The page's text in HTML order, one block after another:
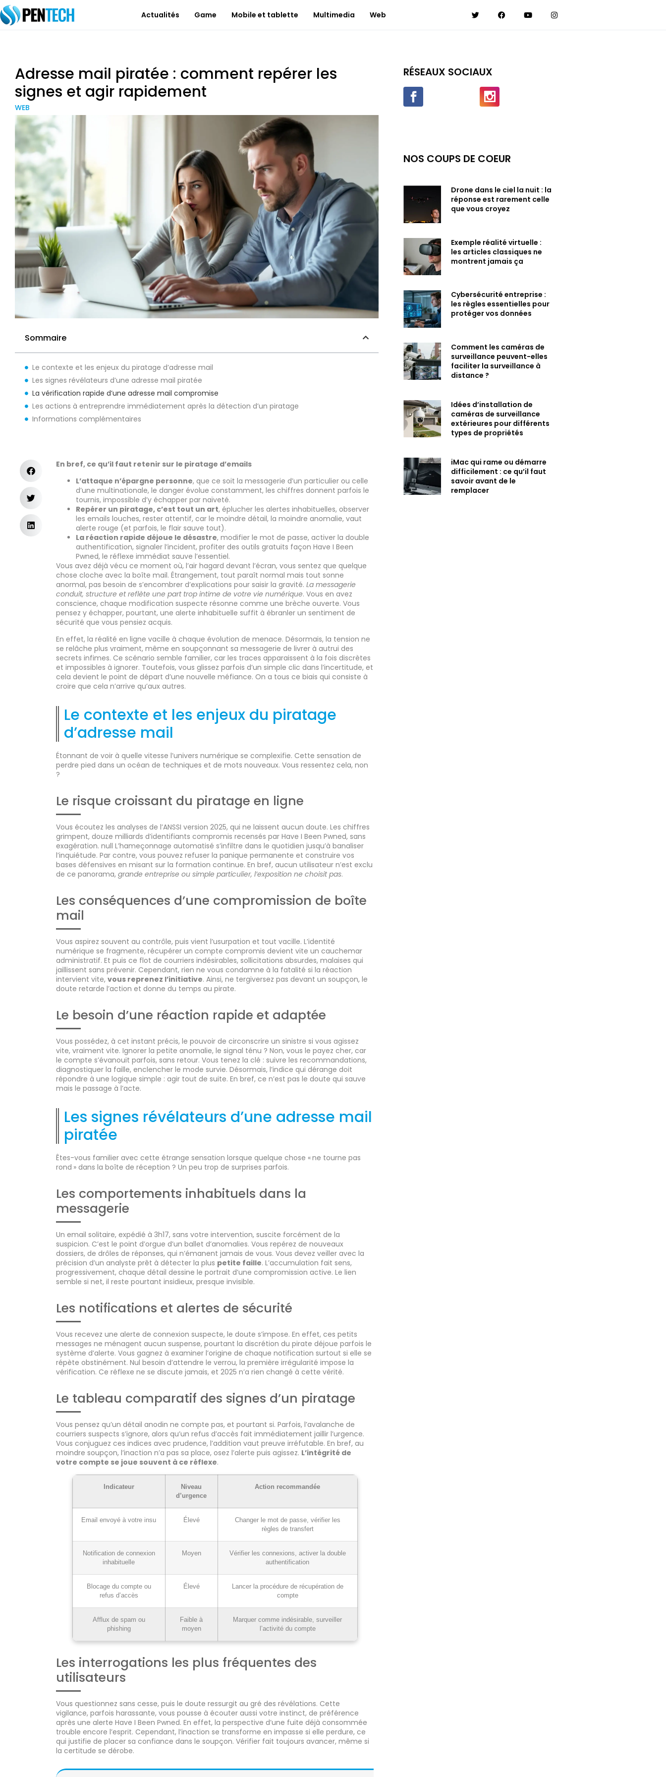
Actualités Game Mobile et tablette Multimedia Web
Adresse mail piratée : comment repérer les
signes et agir rapidement
WEB
Sommaire
Le contexte et les enjeux du piratage d’adresse mail
Les signes révélateurs d’une adresse mail piratée
La vérification rapide d’une adresse mail compromise
Les actions à entreprendre immédiatement après la détection d’un piratage
Informations complémentaires
En bref, ce qu’il faut retenir sur le piratage d’emails
L’attaque n’épargne personne, que ce soit la messagerie d’un particulier ou celle
d’une multinationale, le danger évolue constamment, les chiffres donnent parfois le
tournis, impossible d’y échapper par naïveté.
Repérer un piratage, c’est tout un art, éplucher les alertes inhabituelles, observer
les emails louches, rester attentif, car le moindre détail, la moindre anomalie, vaut
alerte rouge (et parfois, le flair sauve tout).
La réaction rapide déjoue le désastre, modifier le mot de passe, activer la double
authentification, signaler l’incident, profiter des outils gratuits façon Have I Been
Pwned, le réflexe immédiat sauve l’essentiel.
Vous avez déjà vécu ce moment où, l’air hagard devant l’écran, vous sentez que quelque
chose cloche avec la boîte mail. Étrangement, tout paraît normal mais tout sonne
anormal, pas besoin de s’encombrer d’explications pour saisir la gravité.La messagerie
conduit, structure et reflète une part trop intime de votre vie numérique. Vous en avez
conscience, chaque modification suspecte résonne comme une brèche ouverte. Vous
pensez y échapper, pourtant, une alerte inhabituelle suffit à ébranler un sentiment de
sécurité que vous pensiez acquis.
En effet, la réalité en ligne vacille à chaque évolution de menace. Désormais, la tension ne
se relâche plus vraiment, même en soupçonnant sa messagerie de livrer à autrui des
secrets infimes. Ce scénario semble familier, car les traces apparaissent à la fois discrètes
et impossibles à ignorer. Toutefois, vous glissez parfois d’un simple clic dans l’incertitude, et
cela devient le point de départ d’une nouvelle méfiance. On a tous ce biais qui consiste à
croire que cela n’arrive qu’aux autres.
Le contexte et les enjeux du piratage
d’adresse mail
Étonnant de voir à quelle vitesse l’univers numérique se complexifie. Cette sensation de
perdre pied dans un océan de techniques et de mots nouveaux. Vous ressentez cela, non
?
Le risque croissant du piratage en ligne
Vous écoutez les analyses de l’ANSSI version 2025, qui ne laissent aucun doute. Les chiffres
grimpent, douze milliards d’identifiants compromis recensés par Have I Been Pwned, sans
exagération. null L’hameçonnage automatisé s’infiltre dans le quotidien jusqu’à banaliser
l’inquiétude. Par contre, vous pouvez refuser la panique permanente et construire vos
bases défensives en misant sur la formation continue. En bref, aucun utilisateur n’est exclu
de ce panorama,grande entreprise ou simple particulier, l’exposition ne choisit pas.
Les conséquences d’une compromission de boîte
mail
Vous aspirez souvent au contrôle, puis vient l’usurpation et tout vacille. L’identité
numérique se fragmente, récupérer un compte compromis devient vite un cauchemar
administratif. Et puis ce flot de courriers indésirables, sollicitations absurdes, malaises qui
jaillissent sans prévenir. Cependant, rien ne vous condamne à la fatalité si la réaction
intervient vite,vous reprenez l’initiative. Ainsi, ne tergiversez pas devant un soupçon, le
doute retarde l’action et donne du temps au pirate.
Le besoin d’une réaction rapide et adaptée
Vous possédez, à cet instant précis, le pouvoir de circonscrire un sinistre si vous agissez
vite, vraiment vite. Ignorer la petite anomalie, le signal ténu ? Non, vous le payez cher, car
le compte s’évanouit parfois, sans retour. Vous tenez la clé : suivre les recommandations,
diagnostiquer la faille, enclencher le mode survie. Désormais, l’indice qui dérange doit
répondre à une logique simple : agir tout de suite. En bref, ce n’est pas le doute qui sauve
mais le passage à l’acte.
Les signes révélateurs d’une adresse mail
piratée
Êtes-vous familier avec cette étrange sensation lorsque quelque chose « ne tourne pas
rond » dans la boîte de réception ? Un peu trop de surprises parfois.
Les comportements inhabituels dans la
messagerie
Un email solitaire, expédié à 3h17, sans votre intervention, suscite forcément de la
suspicion. C’est le point d’orgue d’un ballet d’anomalies. Vous repérez de nouveaux
dossiers, de drôles de réponses, qui n’émanent jamais de vous. Vous devez veiller avec la
précision d’un analyste prêt à détecter la plus petite faille. L’accumulation fait sens,
progressivement, chaque détail dessine le portrait d’une compromission active. Le lien
semble si net, il reste pourtant insidieux, presque invisible.
Les notifications et alertes de sécurité
Vous recevez une alerte de connexion suspecte, le doute s’impose. En effet, ces petits
messages ne ménagent aucun suspense, pourtant la discrétion du pirate déjoue parfois le
système d’alerte. Vous gagnez à examiner l’origine de chaque notification surtout si elle se
répète obstinément. Nul besoin d’attendre le verrou, la première irrégularité impose la
vérification. Ce réflexe ne se discute jamais, et 2025 n’a rien changé à cette vérité.
Le tableau comparatif des signes d’un piratage
Vous pensez qu’un détail anodin ne compte pas, et pourtant si. Parfois, l’avalanche de
courriers suspects s’ignore, alors qu’un refus d’accès fait immédiatement jaillir l’urgence.
Vous conjuguez ces indices avec prudence, l’addition vaut preuve irréfutable. En bref, au
moindre soupçon, l’inaction n’a pas sa place, osez l’alerte puis agissez. L’intégrité de
votre compte se joue souvent à ce réflexe.
Indicateur
Niveau
d’urgence
Action recommandée
Email envoyé à votre insu Élevé
Changer le mot de passe, vérifier les
règles de transfert
Notification de connexion
inhabituelle
Moyen
Vérifier les connexions, activer la double
authentification
Blocage du compte ou
refus d’accès
Élevé
Lancer la procédure de récupération de
compte
Afflux de spam ou
phishing
Faible à
moyen
Marquer comme indésirable, surveiller
l’activité du compte
Les interrogations les plus fréquentes des
utilisateurs
Vous questionnez sans cesse, puis le doute ressurgit au gré des révélations. Cette
vigilance, parfois harassante, vous pousse à écouter aussi votre instinct, de préférence
après une alerte Have I Been Pwned. En effet, la perspective d’une fuite déjà consommée
trouble encore l’esprit. Cependant, l’inaction se transforme en impasse si elle perdure, ce
qui justifie de placer sa confiance dans le soupçon. Vérifier fait toujours avancer, même si
la certitude se dérobe.
RÉSEAUX SOCIAUX
NOS COUPS DE COEUR
Drone dans le ciel la nuit : la
réponse est rarement celle
que vous croyez
Exemple réalité virtuelle :
les articles classiques ne
montrent jamais ça
Cybersécurité entreprise :
les règles essentielles pour
protéger vos données
Comment les caméras de
surveillance peuvent-elles
faciliter la surveillance à
distance ?
Idées d’installation de
caméras de surveillance
extérieures pour différents
types de propriétés
iMac qui rame ou démarre
difficilement : ce qu’il faut
savoir avant de le
remplacer